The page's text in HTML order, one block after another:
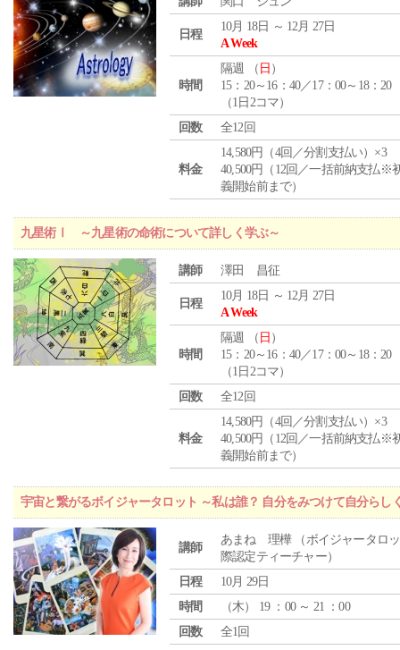
日程
10月 18日 ～ 12月 27日
A Week
時間
隔週 （ 日 ）
15：20～16：40／17：00～18：20
（1日2コマ）
回数
全12回
料金
14,580円（4回／分割支払い）×3
40,500円（12回／一括前納支払※
義開始前まで）
九星術Ⅰ ～九星術の命術について詳しく学ぶ～
講師 澤田 昌征
日程
10月 18日 ～ 12月 27日
A Week
時間
隔週 （ 日 ）
15：20～16：40／17：00～18：20
（1日2コマ）
回数
全12回
料金
14,580円（4回／分割支払い）×3
40,500円（12回／一括前納支払※
義開始前まで）
宇宙と繋がるボイジャータロット ～私は誰？ 自分をみつけて自分らし
講師
あまね 理樺 （ボイジャータロ
際認定ティーチャー）
日程
10月 29日
時間
（木） 19 ：00 ～ 21 ：00
回数
全1回